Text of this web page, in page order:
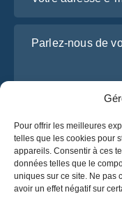
Pour offrir les meilleures
telles que les cookies pour
appareils. Consentir à ces
données telles que le
uniques sur ce site. Ne pas
avoir un effet négatif sur
J’ai lu et
d’OsaBus.